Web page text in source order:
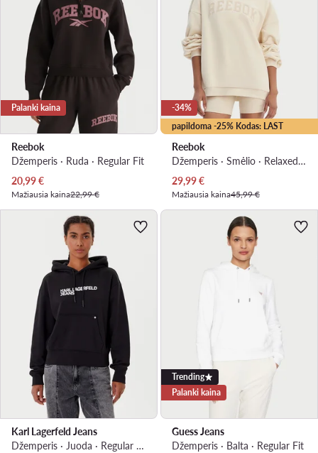
Palanki kaina
Reebok
Džemperis · Ruda · Regular Fit
Dabartinė kaina
20,99€
Mažiausia kaina22,99 €
papildoma -25% Kodas: LAST
-34%
Reebok
Džemperis · Smėlio · Relaxed Fit
Dabartinė kaina
29,99€
Mažiausia kaina45,99 €
Karl Lagerfeld Jeans
Džemperis · Juoda · Regular Fit
Trending
Palanki kaina
Guess Jeans
Džemperis · Balta · Regular Fit